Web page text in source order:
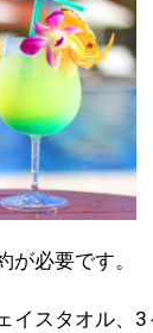
必要です。
イスタオル、